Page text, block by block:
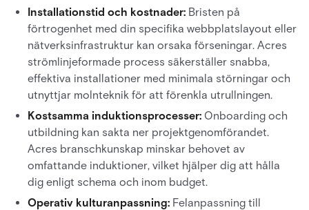
Installationstid och kostnader: Bristen på
förtrogenhet med din specifika webbplatslayout eller
nätverksinfrastruktur kan orsaka förseningar. Acres
strömlinjeformade process säkerställer snabba,
effektiva installationer med minimala störningar och
utnyttjar molnteknik för att förenkla utrullningen.
Kostsamma induktionsprocesser: Onboarding och
utbildning kan sakta ner projektgenomförandet.
Acres branschkunskap minskar behovet av
omfattande induktioner, vilket hjälper dig att hålla
dig enligt schema och inom budget.
Operativ kulturanpassning: Felanpassning till